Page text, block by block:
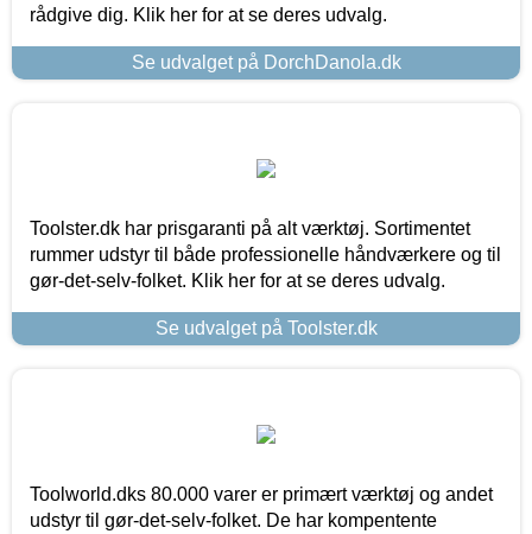
rådgive dig. Klik her for at se deres udvalg.
Se udvalget på DorchDanola.dk
Toolster.dk har prisgaranti på alt værktøj. Sortimentet
rummer udstyr til både professionelle håndværkere og til
gør-det-selv-folket. Klik her for at se deres udvalg.
Se udvalget på Toolster.dk
Toolworld.dks 80.000 varer er primært værktøj og andet
udstyr til gør-det-selv-folket. De har kompentente